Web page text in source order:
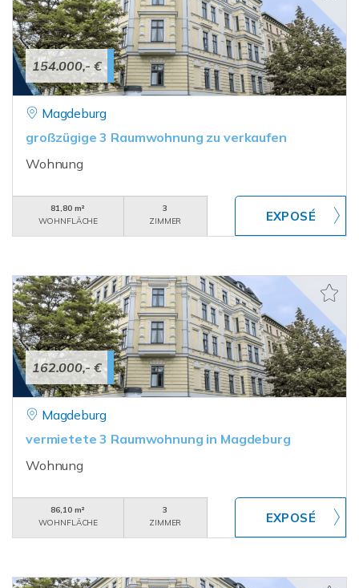
154.000,- €
Magdeburg
großzügige 3 Raumwohnung zu verkaufen
Wohnung
81,80 m²
WOHNFLÄCHE
3
ZIMMER
162.000,- €
Magdeburg
vermietete 3 Raumwohnung in Magdeburg
Wohnung
86,10 m²
WOHNFLÄCHE
3
ZIMMER